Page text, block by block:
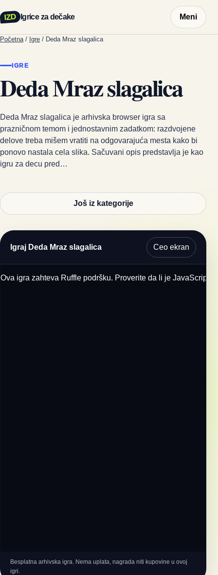
IZD Igrice za dečake Meni
Početna / Igre / Deda Mraz slagalica
IGRE
Deda Mraz slagalica
Deda Mraz slagalica je arhivska browser igra sa
prazničnom temom i jednostavnim zadatkom: razdvojene
delove treba mišem vratiti na odgovarajuća mesta kako bi
ponovo nastala cela slika. Sačuvani opis predstavlja je kao
igru za decu pred…
Još iz kategorije
Igraj Deda Mraz slagalica Ceo ekran
Ova igra zahteva Ruffle podršku. Proverite da li je JavaScript
Besplatna arhivska igra. Nema uplata, nagrada niti kupovine u ovoj
igri.